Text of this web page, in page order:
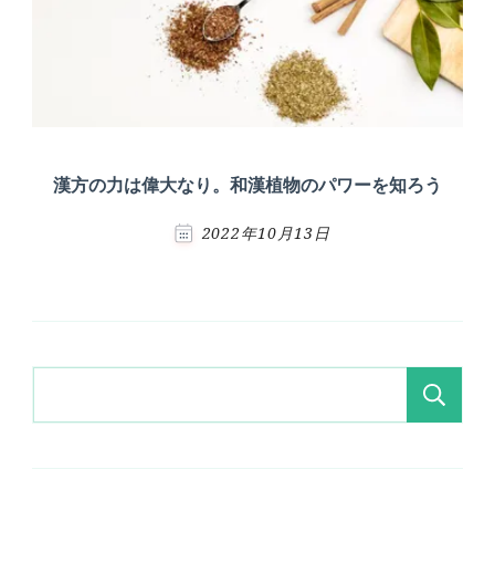
漢方の力は偉大なり。和漢植物のパワーを知ろう
2022年10月13日
索